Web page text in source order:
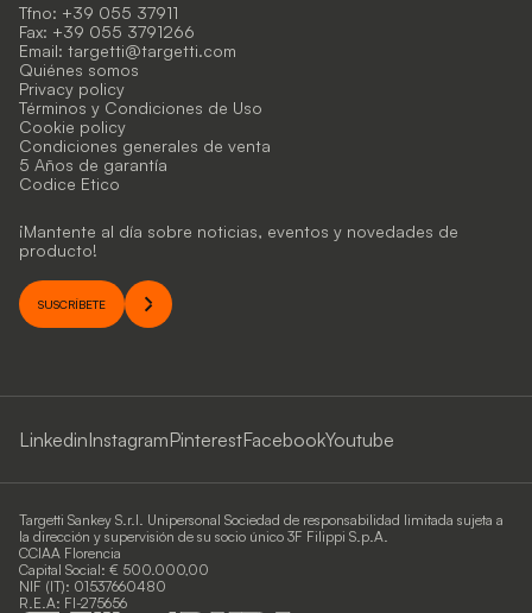
Tfno: +39 055 37911
Fax: +39 055 3791266
Email: targetti@targetti.com
Quiénes somos
Privacy policy
Términos y Condiciones de Uso
Cookie policy
Condiciones generales de venta
5 Años de garantía
Codice Etico
¡Mantente al día sobre noticias, eventos y novedades de
producto!
SUSCRÍBETE
LinkedinInstagramPinterestFacebookYoutube
Targetti Sankey S.r.l. Unipersonal Sociedad de responsabilidad limitada sujeta a
la dirección y supervisión de su socio único 3F Filippi S.p.A.
CCIAA Florencia
Capital Social: € 500.000,00
NIF (IT): 01537660480
R.E.A: FI-275656